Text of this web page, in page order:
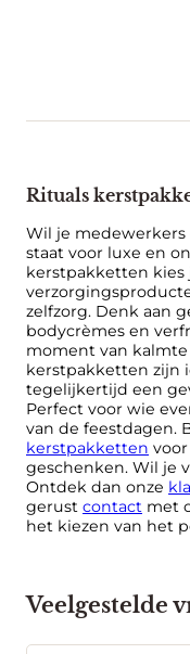
Rituals
Wil je medewerkers
staat voor luxe en
kerstpakketten kies
zelfzorg. Denk aan
bodycrèmes en
moment van
kerstpakketten zijn
tegelijkertijd een
Perfect voor wie
van de feestdagen.
kerstpakketten
geschenken. Wil je
Ontdek dan onze
gerust contact met
het kiezen van het
Veelgestelde